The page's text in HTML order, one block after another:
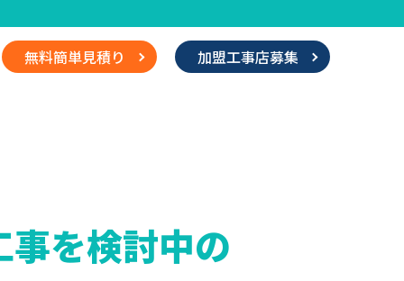
無料簡単見積り 加盟工事店募集
を検討中の